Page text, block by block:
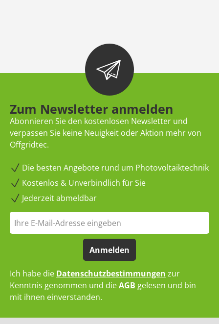
Zum Newsletter anmelden
Abonnieren Sie den kostenlosen Newsletter und
verpassen Sie keine Neuigkeit oder Aktion mehr von
Offgridtec.
Die besten Angebote rund um Photovoltaiktechnik
Kostenlos & Unverbindlich für Sie
Jederzeit abmeldbar
Anmelden
Ich habe die Datenschutzbestimmungen zur
Kenntnis genommen und dieAGB gelesen und bin
mit ihnen einverstanden.